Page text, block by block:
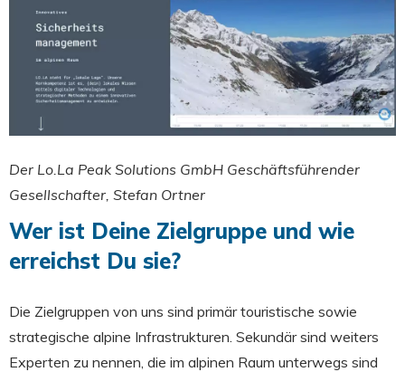
Der Lo.La Peak Solutions GmbH Geschäftsführender
Gesellschafter, Stefan Ortner
Wer ist Deine Zielgruppe und wie
erreichst Du sie?
Die Zielgruppen von uns sind primär touristische sowie
strategische alpine Infrastrukturen. Sekundär sind weiters
Experten zu nennen, die im alpinen Raum unterwegs sind